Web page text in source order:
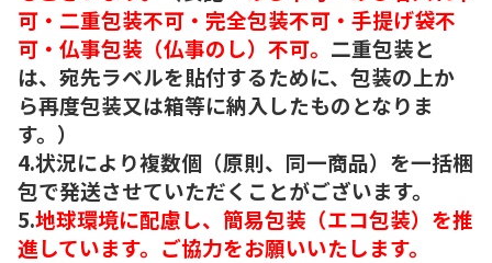
可・二重包装不可・完全包装不可・手提げ袋不
可・仏事包装（仏事のし）不可。 二重包装と
は、宛先ラベルを貼付するために、包装の上か
ら再度包装又は箱等に納入したものとなりま
す。）
4.状況により複数個（原則、同一商品）を一括梱
包で発送させていただくことがございます。
5.地球環境に配慮し、簡易包装（エコ包装）を推
進しています。ご協力をお願いいたします。